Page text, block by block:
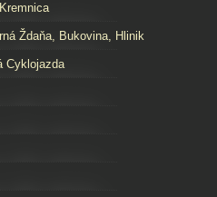
Ždaňa, Bukovina, Hlinik
Cyklojazda